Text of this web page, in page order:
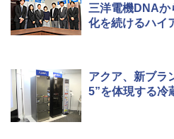
三洋電機DNAか
化を続けるハイ
アクア、新ブラ
5”を体現する冷